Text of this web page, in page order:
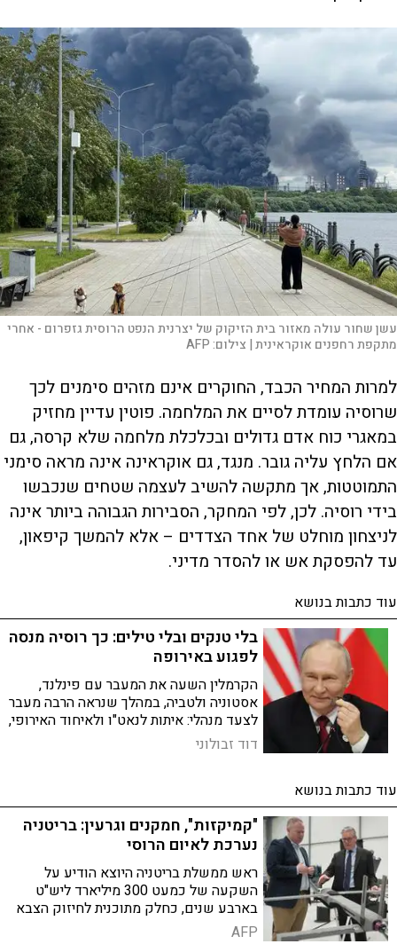
עשן שחור עולה מאזור בית הזיקוק של יצרנית הנפט הרוסית גזפרום - אחרי
מתקפת רחפנים אוקראינית | צילום:AFP
למרות המחיר הכבד, החוקרים אינם מזהים סימנים לכך
שרוסיה עומדת לסיים את המלחמה. פוטין עדיין מחזיק
במאגרי כוח אדם גדולים ובכלכלת מלחמה שלא קרסה, גם
אם הלחץ עליה גובר. מנגד, גם אוקראינה אינה מראה סימני
התמוטטות, אך מתקשה להשיב לעצמה שטחים שנכבשו
בידי רוסיה. לכן, לפי המחקר, הסבירות הגבוהה ביותר אינה
לניצחון מוחלט של אחד הצדדים – אלא להמשך קיפאון,
עד להפסקת אש או להסדר מדיני.
עוד כתבות בנושא
בלי טנקים ובלי טילים: כך רוסיה מנסה
לפגוע באירופה
הקרמלין השעה את המעבר עם פינלנד,
אסטוניה ולטביה, במהלך שנראה הרבה מעבר
לצעד מנהלי: איתות לנאט"ו ולאיחוד האירופי,
כלי לחץ על נתיבי הסחר וגם הכנה ליום שבו
יידרש למנוע בריחה המונית במקרה של גיוס
דוד זבולוני
עוד כתבות בנושא
"קמיקזות", חמקנים וגרעין: בריטניה
נערכת לאיום הרוסי
ראש ממשלת בריטניה היוצא הודיע על
השקעה של כמעט 300 מיליארד ליש"ט
בארבע שנים, כחלק מתוכנית לחיזוק הצבא
מול רוסיה והפחתת התלות בארה"ב
AFP